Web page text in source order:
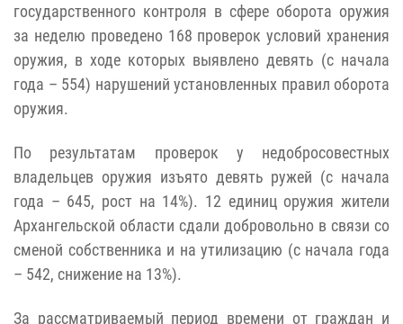
государственного контроля в сфере оборота оружия
за неделю проведено 168 проверок условий хранения
оружия, в ходе которых выявлено девять (с начала
года – 554) нарушений установленных правил оборота
оружия.
По результатам проверок у недобросовестных
владельцев оружия изъято девять ружей (с начала
года – 645, рост на 14%). 12 единиц оружия жители
Архангельской области сдали добровольно в связи со
сменой собственника и на утилизацию (с начала года
– 542, снижение на 13%).
За рассматриваемый период времени от граждан и